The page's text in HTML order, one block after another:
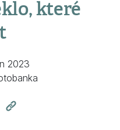
které
2023